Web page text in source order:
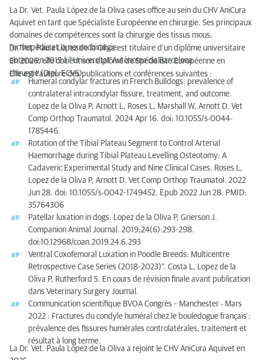
La Dr. Vet. Paula López de la Oliva cases office au sein du CHV AniCura
Aquivet en tant que Spécialiste Européenne en chirurgie. Ses principaux
domaines de compétences sont la chirurgie des tissus mous,
l'orthopédie et la neurochirurgie.
Dr. Vet. Paula López de la Oliva est titulaire d'un diplôme universitaire
obtenu en 2015 à l'Universitat Autònoma de Barcelona.
En 2026, elle obtient son diplôme de Spécialiste Européenne en
chirurgie (Dipl. ECVS).
Elle est l'auteure des publications et conférences suivantes :
Humeral condylar fractures in French Bulldogs: prevalence of
contralateral intracondylar fissure, treatment, and outcome.
Lopez de la Oliva P, Arnott L, Roses L, Marshall W, Arnott D. Vet
Comp Orthop Traumatol. 2024 Apr 16. doi: 10.1055/s-0044-
1785446.
Rotation of the Tibial Plateau Segment to Control Arterial
Haemorrhage during Tibial Plateau Levelling Osteotomy: A
Cadaveric Experimental Study and Nine Clinical Cases. Roses L,
Lopez de la Oliva P, Arnott D. Vet Comp Orthop Traumatol. 2022
Jun 28. doi: 10.1055/s-0042-1749452. Epub 2022 Jun 28. PMID:
35764306
Patellar luxation in dogs. Lopez de la Oliva P, Grierson J.
Companion Animal Journal. 2019;24(6):293-298.
doi:10.12968/coan.2019.24.6.293
Ventral Coxofemoral Luxation in Poodle Breeds: Multicentre
Retrospective Case Series (2018-2023)". Costa L, Lopez de la
Oliva P, Rutherford S. En cours de révision finale avant publication
dans Veterinary Surgery Journal.
Communication scientifique BVOA Congrès – Manchester - Mars
2022 : Fractures du condyle huméral chez le bouledogue français :
prévalence des fissures humérales controlatérales, traitement et
résultat à long terme.
La Dr. Vet. Paula López de la Oliva a rejoint le CHV AniCura Aquivet en